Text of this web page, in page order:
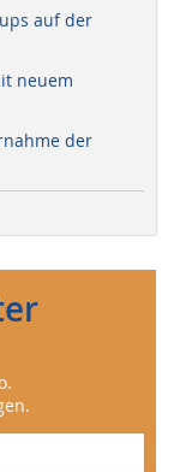
auf der
neuem
der